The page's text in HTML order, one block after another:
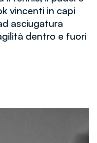
vincenti in capi
asciugatura
dentro e fuori